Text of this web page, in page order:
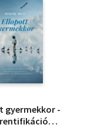
gyermekkor -